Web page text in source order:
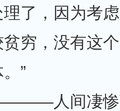
了，因为考虑
穷，没有这
”
人间凄惨